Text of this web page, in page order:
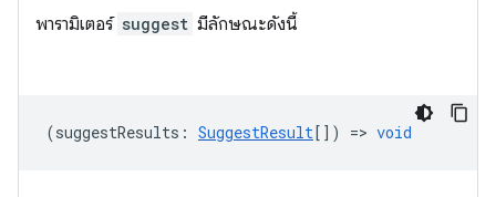
พารามิเตอร์ suggest มีลักษณะดังนี้
(suggestResults : SuggestResult[]) => void